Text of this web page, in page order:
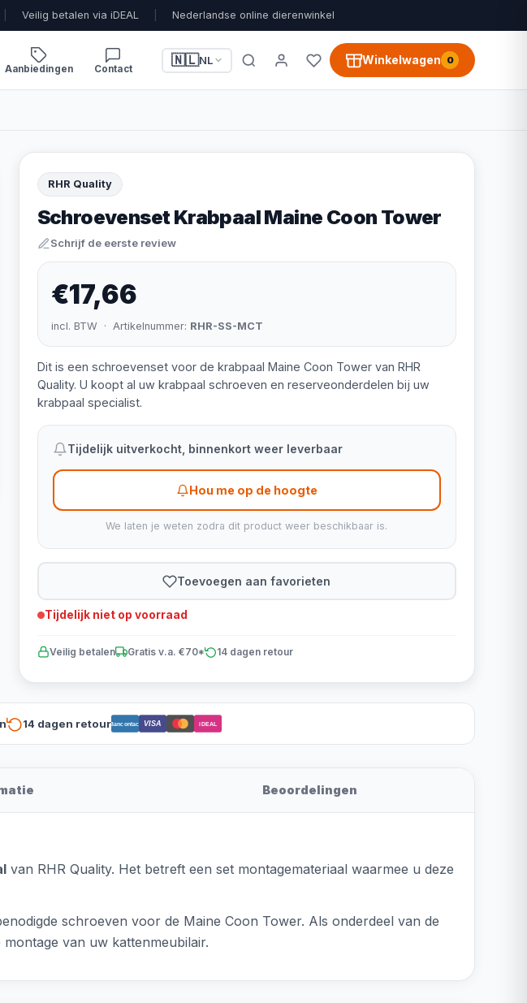
Veilig betalen via iDEAL Nederlandse online dierenwinkel
Aanbiedingen Contact
🇳🇱NL Winkelwagen 0
RHR Quality
Schroevenset Krabpaal Maine Coon Tower
Schrijf de eerste review
€17,66
incl. BTW · Artikelnummer: RHR-SS-MCT
Dit is een schroevenset voor de krabpaal Maine Coon Tower van RHR
Quality. U koopt al uw krabpaal schroeven en reserveonderdelen bij uw
krabpaal specialist.
Tijdelijk uitverkocht, binnenkort weer leverbaar
Hou me op de hoogte
We laten je weten zodra dit product weer beschikbaar is.
Toevoegen aan favorieten
Tijdelijk niet op voorraad
Veilig betalen Gratis v.a. €70* 14 dagen retour
14 dagen retourBancontact VISA iDEAL
Beoordelingen
van RHR Quality. Het betreft een set montagemateriaal waarmee u deze
schroeven voor de Maine Coon Tower. Als onderdeel van de
van uw kattenmeubilair.